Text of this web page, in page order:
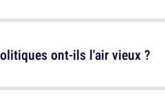
ont-ils l'air vieux ?